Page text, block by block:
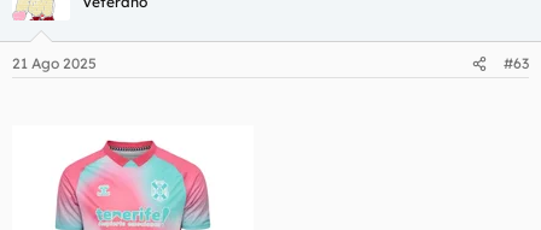
i
e
21 Ago 2025 #63